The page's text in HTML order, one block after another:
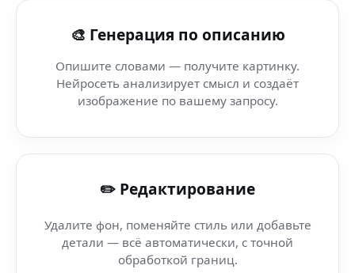
AI редактор видео — Background Remover AI для
AI Image Editor — Career Coach AI — контент-студия
Ч/Б кино (тактильное устройство) — редактирование
Ч/Б кино (AI экосистема) — видео, которые выглядят
🎨 Генерация по описанию
Опишите словами — получите картинку.
Нейросеть анализирует смысл и создаёт
изображение по вашему запросу.
✏️ Редактирование
Удалите фон, поменяйте стиль или добавьте
детали — всё автоматически, с точной
обработкой границ.